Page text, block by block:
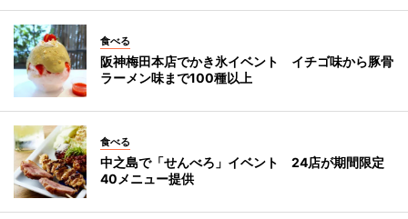
食べる
阪神梅田本店でかき氷イベント イチゴ味から豚骨
ラーメン味まで100種以上
食べる
中之島で「せんべろ」イベント 24店が期間限定
40メニュー提供